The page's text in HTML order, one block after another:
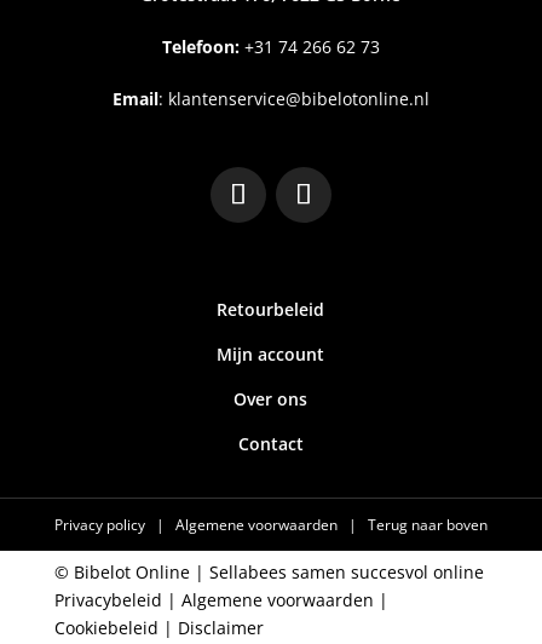
Telefoon:+31 74 266 62 73
Email: klantenservice@bibelotonline.nl
Retourbeleid
Mijn account
Over ons
Contact
Privacy policy | Algemene voorwaarden | Terug naar boven
© Bibelot Online | Sellabees samen succesvol online
Privacybeleid | Algemene voorwaarden |
Cookiebeleid | Disclaimer